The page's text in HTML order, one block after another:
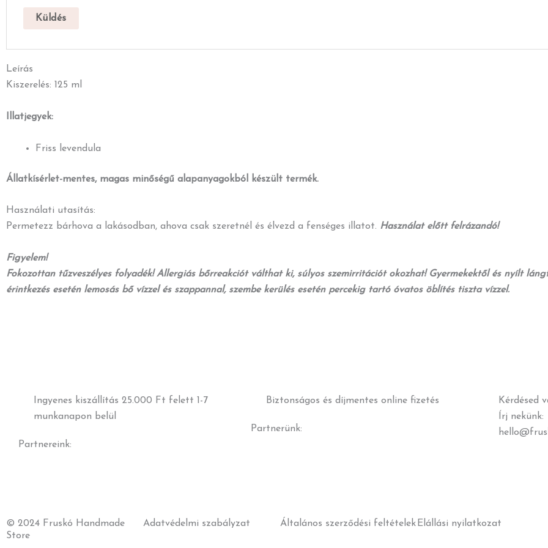
Leírás
Kiszerelés: 125 ml
Illatjegyek:
Friss levendula
Állatkísérlet-mentes, magas minőségű alapanyagokból készült termék.
Használati utasítás:
Permetezz bárhova a lakásodban, ahova csak szeretnél és élvezd a fenséges illatot. Használat előtt felrázandó!
Figyelem!
Fokozottan tűzveszélyes folyadék! Allergiás bőrreakciót válthat ki, súlyos szemirritációt okozhat! Gyermekektől és nyílt
érintkezés esetén lemosás bő vízzel és szappannal, szembe kerülés esetén percekig tartó óvatos öblítés tiszta vízzel.
Ingyenes kiszállítás 25.000 Ft felett 1-7
munkanapon belül
Partnereink:
Biztonságos és díjmentes online fizetés
Partnerünk:
Kérdésed
Írj nekünk:
© 2024 Fruskó Handmade
Store
Adatvédelmi szabályzat Általános szerződési feltételekElállási nyilatkozat